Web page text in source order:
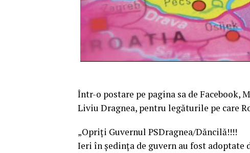
Într-o postare pe pagina sa de Facebook,
Liviu Dragnea, pentru legăturile pe care
„Opriți Guvernul PSDragnea/Dăncilă!!!!
Ieri în ședința de guvern au fost adoptate